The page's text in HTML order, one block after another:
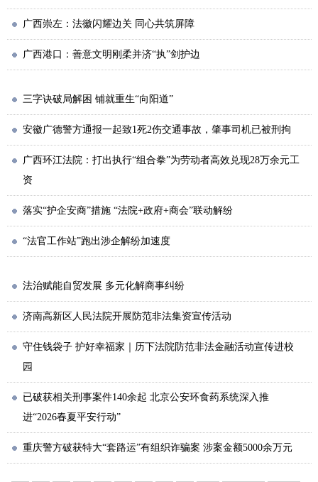
广西崇左：法徽闪耀边关 同心共筑屏障
广西港口：善意文明刚柔并济“执”剑护边
三字诀破局解困 铺就重生“向阳道”
安徽广德警方通报一起致1死2伤交通事故，肇事司机已被刑拘
广西环江法院：打出执行“组合拳”为劳动者高效兑现28万余元工
资
落实“护企安商”措施 “法院+政府+商会”联动解纷
“法官工作站”跑出涉企解纷加速度
法治赋能自贸发展 多元化解商事纠纷
济南高新区人民法院开展防范非法集资宣传活动
守住钱袋子 护好幸福家｜历下法院防范非法金融活动宣传进校
园
已破获相关刑事案件140余起 北京公安环食药系统深入推
进“2026春夏平安行动”
重庆警方破获特大“套路运”有组织诈骗案 涉案金额5000余万元